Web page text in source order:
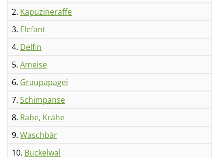
2. Kapuzineraffe
3. Elefant
4. Delfin
5. Ameise
6. Graupapagei
7. Schimpanse
8. Rabe, Krähe
9. Waschbär
10. Buckelwal